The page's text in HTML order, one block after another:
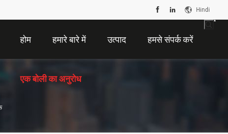
Hindi
होम हमारे बारे में उत्पाद हमसे संपर्क करें
एक बोली का अनुरोध